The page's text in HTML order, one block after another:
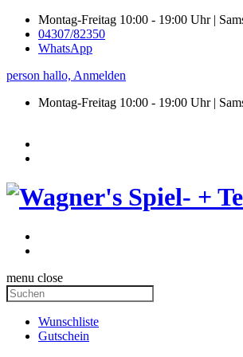
Montag-Freitag 10:00 - 19:00 Uhr |
04307/82350
WhatsApp
person hallo, Anmelden
Montag-Freitag 10:00 - 19:00 Uhr |
menu close
Wunschliste
Gutschein